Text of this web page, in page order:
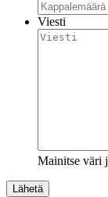
Viesti
Mainitse väri